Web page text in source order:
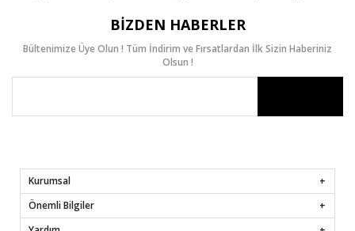
BIZDEN HABERLER
Bültenimize Üye Olun ! Tüm İndirim ve Fırsatlardan İlk Sizin Haberiniz
Olsun !
Kurumsal
Önemli Bilgiler